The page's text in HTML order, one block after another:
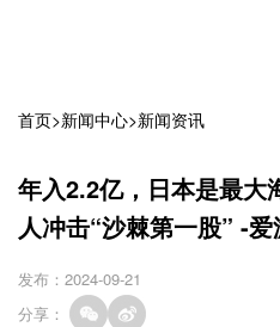
首页>新闻中心>新闻资讯
年入2.2亿，日本是最大
人冲击“沙棘第一股” -
发布：2024-09-21
分享：